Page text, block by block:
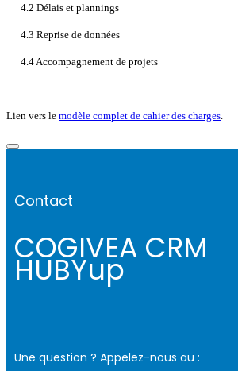
4.2 Délais et plannings
4.3 Reprise de données
4.4 Accompagnement de projets
Lien vers le modèle complet de cahier des charges
Contact
COGIVEA CRM
HUBYup
Une question ? Appelez-nous au :